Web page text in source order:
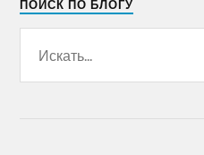
ПОИСК ПО БЛОГУ